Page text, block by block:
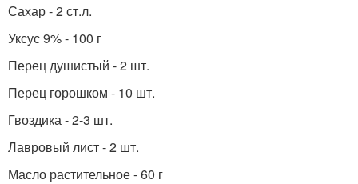
Сахар - 2 ст.л.
Уксус 9% - 100 г
Перец душистый - 2 шт.
Перец горошком - 10 шт.
Гвоздика - 2-3 шт.
Лавровый лист - 2 шт.
Масло растительное - 60 г